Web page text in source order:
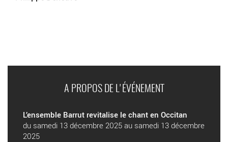
A PROPOS DE L'ÉVÉNEMENT
L’ensemble Barrut revitalise le chant en Occitan
du samedi 13 décembre 2025 au samedi 13 décembre
2025